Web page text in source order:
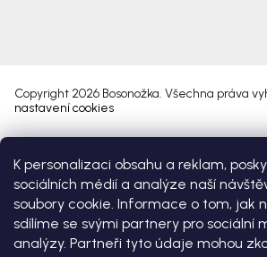
K personalizaci obsahu a reklam,
sociálních médií a analýze naší
soubory cookie. Informace o tom, jak
sdílíme se svými partnery pro sociální
analýzy. Partneři tyto údaje mohou
Copyright 2026 Bosonožka. Všechna práva
nastavení cookies